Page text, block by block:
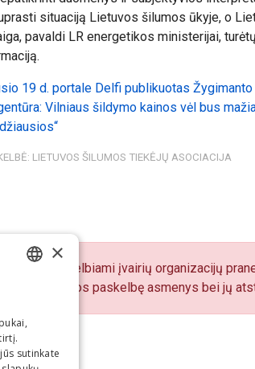
situaciją Lietuvos šilumos ūkyje, o
pavaldi LR energetikos ministerijai,
19 d. portale Delfi publikuotas
Vilniaus šildymo kainos vėl bus
LIETUVOS ŠILUMOS TIEKĖJŲ ASOCIACIJA
centre“ skelbiami įvairių organizacijų
atsako juos paskelbę asmenys bei jų
×
sutinkate